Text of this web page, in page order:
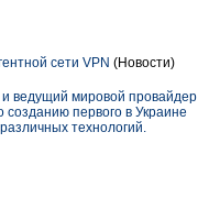
сети VPN (Новости)
ведущий мировой провайдер
созданию первого в Украине
технологий.